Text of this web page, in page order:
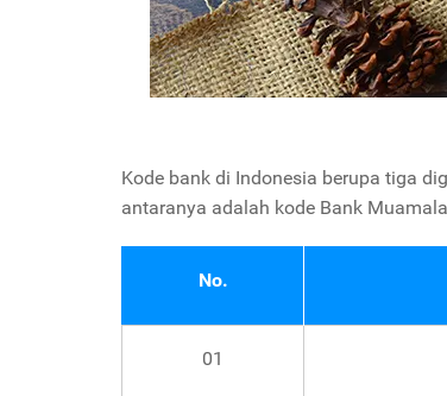
Kode bank di Indonesia berupa tiga
antaranya adalah kode Bank
No.
01